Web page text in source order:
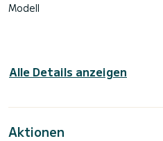
Modell
Alle Details anzeigen
Aktionen